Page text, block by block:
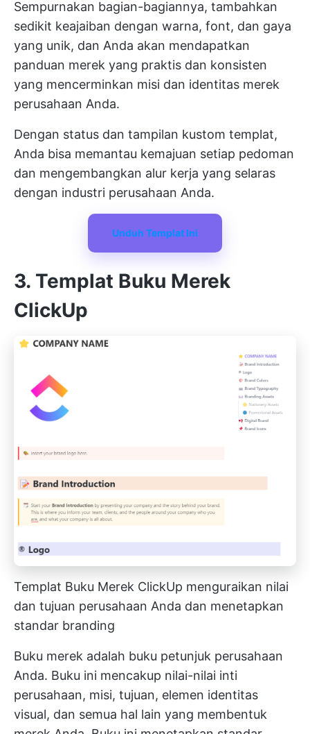
Sempurnakan bagian-bagiannya, tambahkan
sedikit keajaiban dengan warna, font, dan gaya
yang unik, dan Anda akan mendapatkan
panduan merek yang praktis dan konsisten
yang mencerminkan misi dan identitas merek
perusahaan Anda.
Dengan status dan tampilan kustom templat,
Anda bisa memantau kemajuan setiap pedoman
dan mengembangkan alur kerja yang selaras
dengan industri perusahaan Anda.
Unduh Templat Ini
3. Templat Buku Merek
ClickUp
Templat Buku Merek ClickUp menguraikan nilai
dan tujuan perusahaan Anda dan menetapkan
standar branding
Buku merek adalah buku petunjuk perusahaan
Anda. Buku ini mencakup nilai-nilai inti
perusahaan, misi, tujuan, elemen identitas
visual, dan semua hal lain yang membentuk